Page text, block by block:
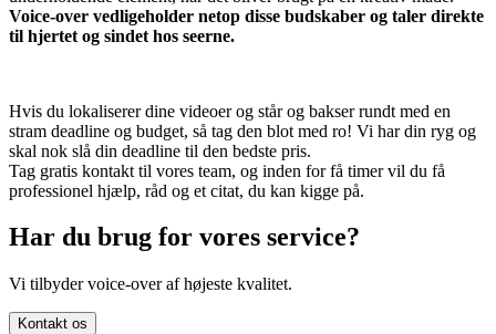
Voice-over vedligeholder netop disse budskaber og taler direkte
til hjertet og sindet hos seerne.
Hvis du lokaliserer dine videoer og står og bakser rundt med en
stram deadline og budget, så tag den blot med ro! Vi har din ryg og
skal nok slå din deadline til den bedste pris.
Tag gratis kontakt til vores team, og inden for få timer vil du få
professionel hjælp, råd og et citat, du kan kigge på.
Har du brug for vores service?
Vi tilbyder voice-over af højeste kvalitet.
Kontakt os